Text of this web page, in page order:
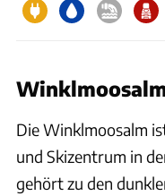
Die Winklmoosalm
und Skizentrum in
gehört zu den